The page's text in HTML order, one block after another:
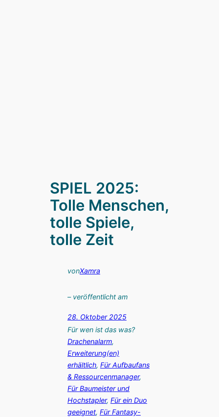
SPIEL 2025:
Tolle Menschen,
tolle Spiele,
tolle Zeit
vonXamra
– veröffentlicht am
28. Oktober 2025
Für wen ist das was?
Drachenalarm
Erweiterung(en)
erhältlich, Für Aufbaufans
& Ressourcenmanager
Für Baumeister und
Hochstapler, Für ein Duo
geeignet, Für Fantasy-